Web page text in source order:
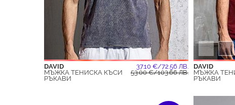
DAVID
37.10 €/72.56 ЛВ.
МЪЖКА ТЕНИСКА КЪСИ
РЪКАВИ
53.00 €/103.66 ЛВ.
DAVID
МЪЖКА
РЪКАВИ